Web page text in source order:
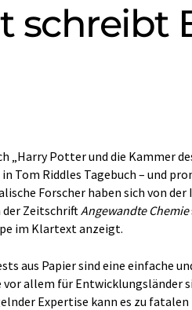
schreibt
„Harry Potter und die Kammer
in Tom Riddles Tagebuch – und
Forscher haben sich von
der ZeitschriftAngewandte Chemie
im Klartext anzeigt.
aus Papier sind eine einfache
vor allem für Entwicklungsländer
Expertise kann es zu